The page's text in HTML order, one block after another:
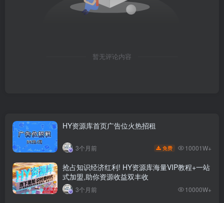
暂无评论内容
HY资源库首页广告位火热招租
3个月前 免费 10001W+
抢占知识经济红利! HY资源库海量VIP教程+一站
式加盟,助你资源收益双丰收
3个月前 10000W+